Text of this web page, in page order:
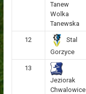
Tanew
Wolka
Tanewska
12
Stal
Gorzyce
13
Jeziorak
Chwalowice